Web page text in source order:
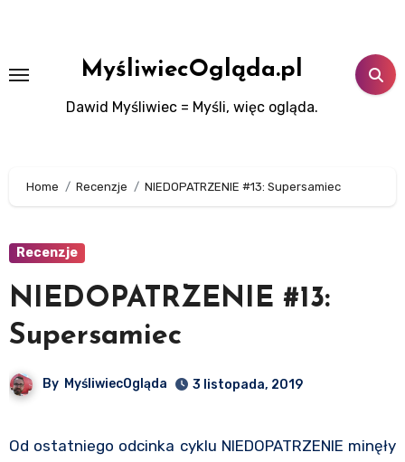
MyśliwiecOgląda.pl
Dawid Myśliwiec = Myśli, więc ogląda.
Home Recenzje NIEDOPATRZENIE #13: Supersamiec
Recenzje
NIEDOPATRZENIE #13:
Supersamiec
By MyśliwiecOgląda 3 listopada, 2019
Od ostatniego odcinka cyklu NIEDOPATRZENIE minęły